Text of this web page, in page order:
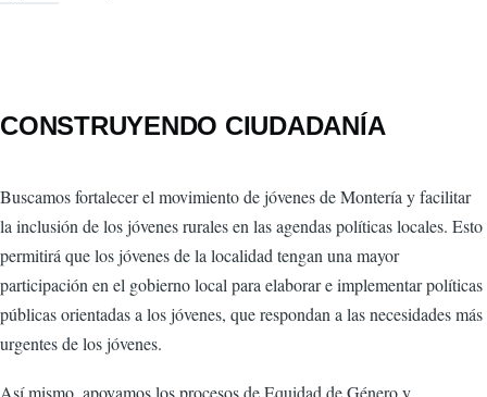
CONSTRUYENDO CIUDADANÍA
Buscamos fortalecer el movimiento de jóvenes de Montería y facilitar
la inclusión de los jóvenes rurales en las agendas políticas locales. Esto
permitirá que los jóvenes de la localidad tengan una mayor
participación en el gobierno local para elaborar e implementar políticas
públicas orientadas a los jóvenes, que respondan a las necesidades más
urgentes de los jóvenes.